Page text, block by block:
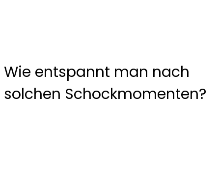
Wie entspannt man nach
solchen Schockmomenten?